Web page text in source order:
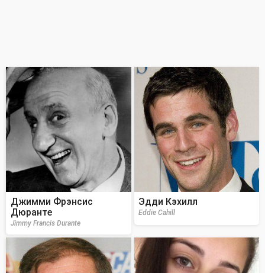
Джимми Фрэнсис
Дюранте
Jimmy Francis Durante
Эдди Кэхилл
Eddie Cahill